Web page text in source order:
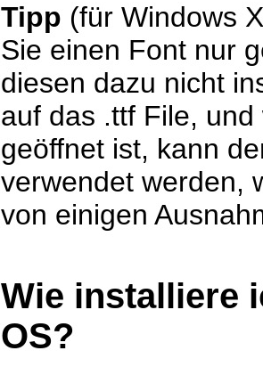
Tipp (für Windows
Sie einen Font nur
diesen dazu nicht
auf das .ttf File,
geöffnet ist, kann
verwendet werden,
von einigen
Wie installiere
OS?